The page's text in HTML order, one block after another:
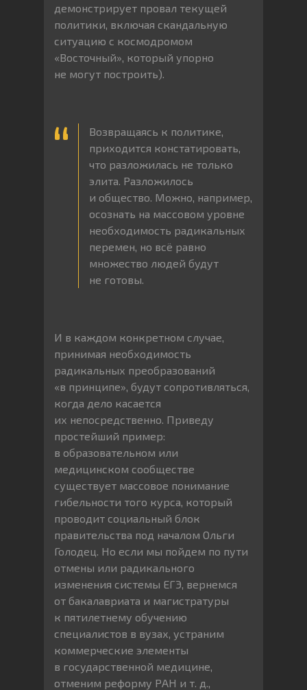
демонстрирует провал текущей
политики, включая скандальную
ситуацию с космодромом
«Восточный», который упорно
не могут построить).
Возвращаясь к политике,
приходится констатировать,
что разложилась не только
элита. Разложилось
и общество. Можно, например,
осознать на массовом уровне
необходимость радикальных
перемен, но всё равно
множество людей будут
не готовы.
И в каждом конкретном случае,
принимая необходимость
радикальных преобразований
«в принципе», будут сопротивляться,
когда дело касается
их непосредственно. Приведу
простейший пример:
в образовательном или
медицинском сообществе
существует массовое понимание
гибельности того курса, который
проводит социальный блок
правительства под началом Ольги
Голодец. Но если мы пойдем по пути
отмены или радикального
изменения системы ЕГЭ, вернемся
от бакалавриата и магистратуры
к пятилетнему обучению
специалистов в вузах, устраним
коммерческие элементы
в государственной медицине,
отменим реформу РАН и т. д.,